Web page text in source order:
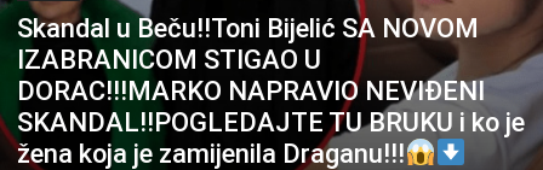
Skandal u Beču!!Toni Bijelić SA NOVOM
IZABRANICOM STIGAO U
DORAC!!!MARKO NAPRAVIO NEVIĐENI
SKANDAL!!POGLEDAJTE TU BRUKU i ko je
žena koja je zamijenila Draganu!!!